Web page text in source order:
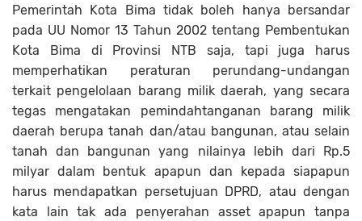
Pemerintah Kota Bima tidak boleh hanya bersandar
pada UU Nomor 13 Tahun 2002 tentang Pembentukan
Kota Bima di Provinsi NTB saja, tapi juga harus
memperhatikan peraturan perundang-undangan
terkait pengelolaan barang milik daerah, yang secara
tegas mengatakan pemindahtanganan barang milik
daerah berupa tanah dan/atau bangunan, atau selain
tanah dan bangunan yang nilainya lebih dari Rp.5
milyar dalam bentuk apapun dan kepada siapapun
harus mendapatkan persetujuan DPRD, atau dengan
kata lain tak ada penyerahan asset apapun tanpa